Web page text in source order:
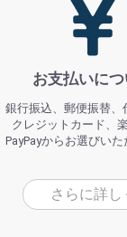
お支払いに
銀行振込、郵便振替、
クレジットカード、楽
PayPayからお選びいた
さらに詳し